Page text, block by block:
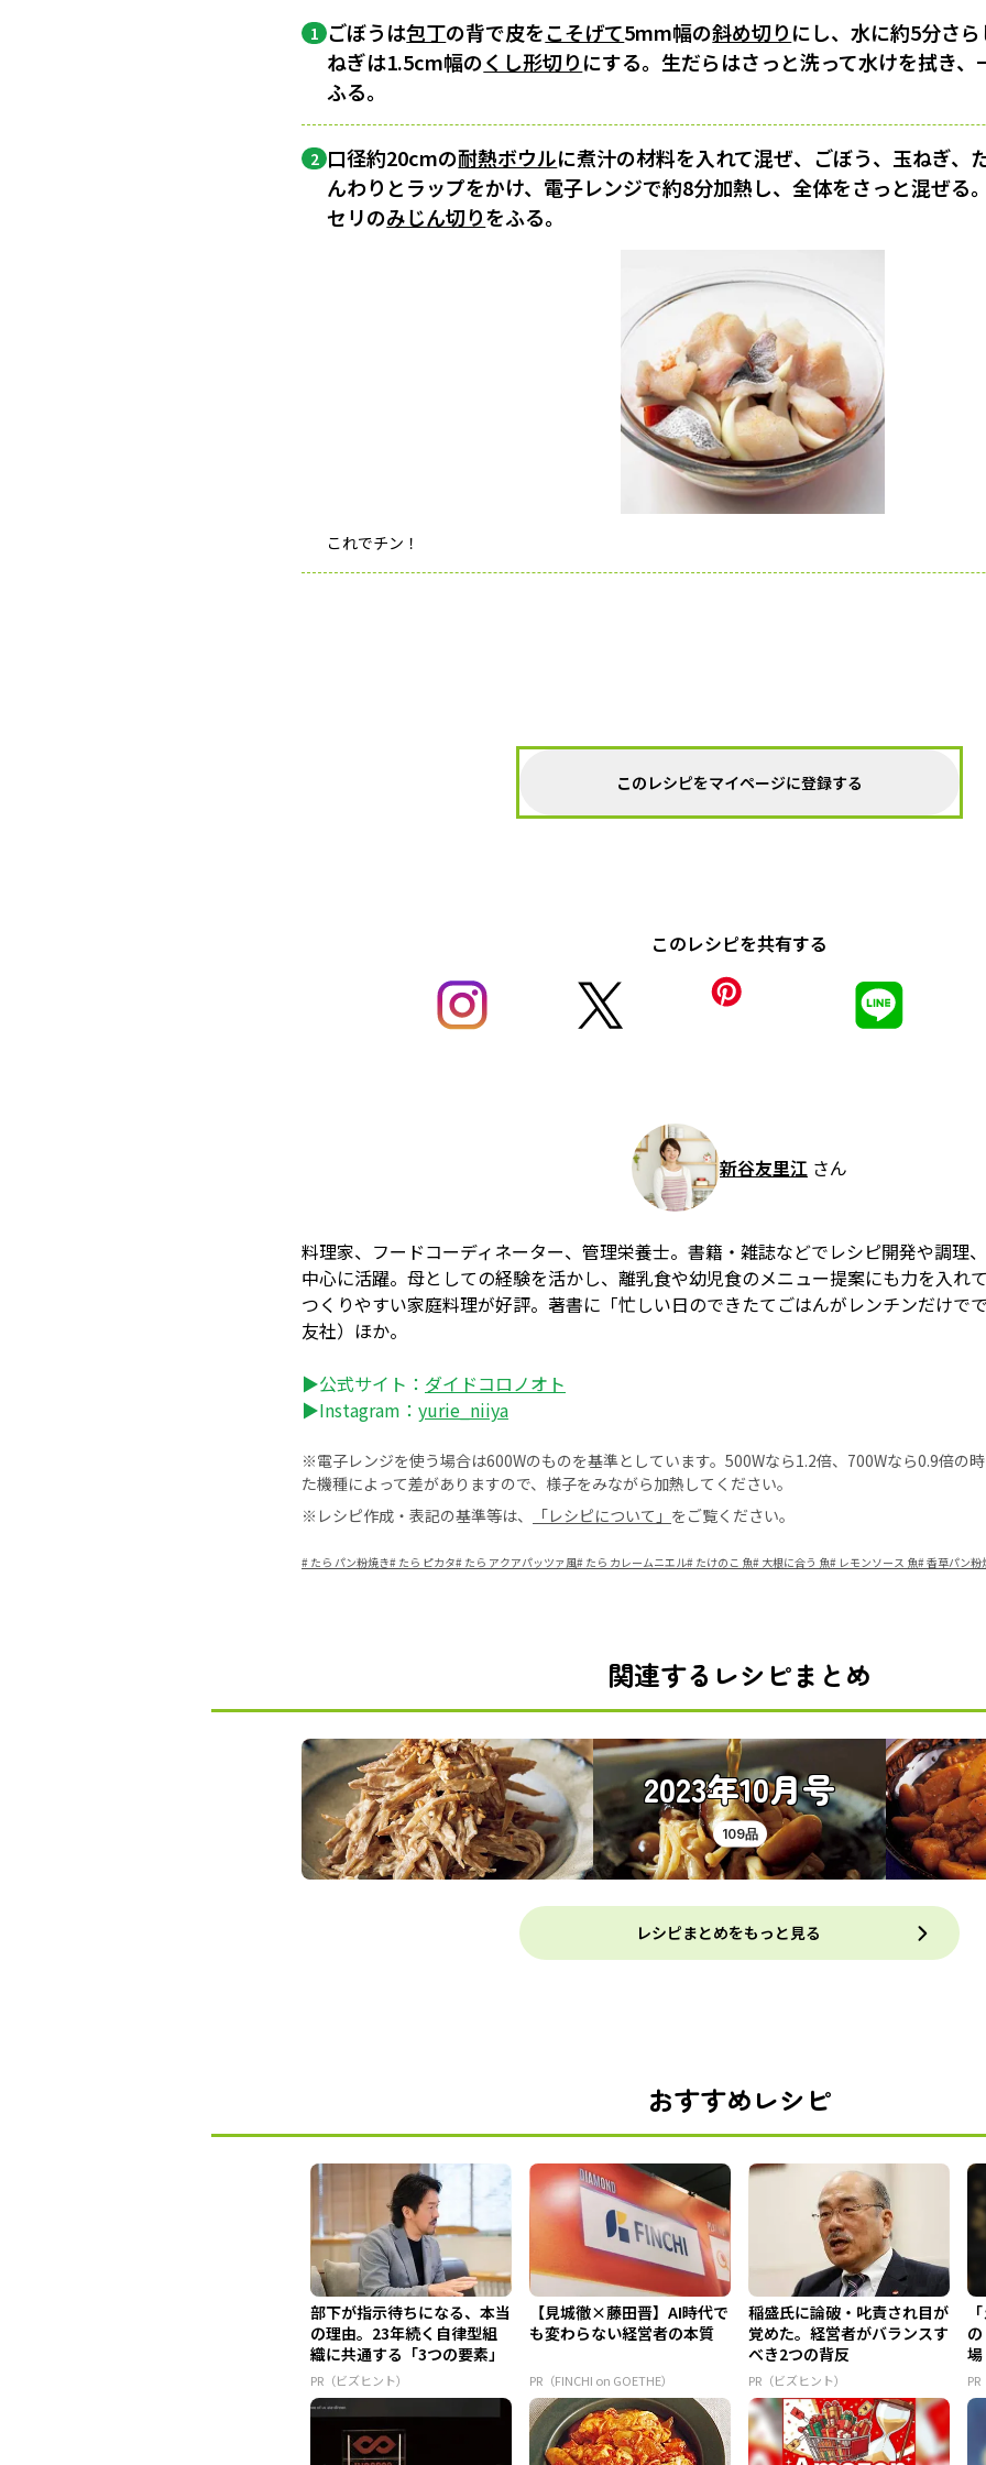
1 ごぼうは包丁の背で皮をこそげて5mm幅の斜め切りにし、水に約5分さ
ねぎは1.5cm幅のくし形切りにする。生だらはさっと洗って水けを拭き、
ふる。
2 口径約20cmの耐熱ボウルに煮汁の材料を入れて混ぜ、ごぼう、玉ねぎ、
んわりとラップをかけ、電子レンジで約8分加熱し、全体をさっと混ぜる
セリのみじん切りをふる。
これでチン！
このレシピをマイページに登録する
このレシピを共有する
新谷友里江 さん
料理家、フードコーディネーター、管理栄養士。書籍・雑誌などでレシピ開発や調理
中心に活躍。母としての経験を活かし、離乳食や幼児食のメニュー提案にも力を入れ
つくりやすい家庭料理が好評。著書に「忙しい日のできたてごはんがレンチンだけで
友社）ほか。
▶公式サイト： ダイドコロノオト
▶Instagram： yurie_niiya
※電子レンジを使う場合は600Wのものを基準としています。500Wなら1.2倍、700Wなら0.9倍の
た機種によって差がありますので、様子をみながら加熱してください。
※レシピ作成・表記の基準等は、
「レシピについて」 をご覧ください。
# たら パン粉焼き# たら ピカタ# たら アクアパッツァ風# たら カレームニエル# たけのこ 魚# 大根に合う 魚# レモンソース 魚#香草パン粉
関連するレシピまとめ
2023年10月号
109品
レシピまとめをもっと見る
おすすめレシピ
部下が指示待ちになる、本当
の理由。23年続く自律型組
織に共通する「3つの要素」
PR（ビズヒント）
【見城徹×藤田晋】AI時代で
も変わらない経営者の本質
PR（FINCHI on GOETHE）
稲盛氏に論破・叱責され目が
覚めた。経営者がバランスす
べき2つの背反
PR（ビズヒント）